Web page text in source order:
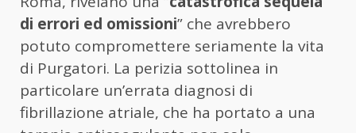
di errori ed omissioni” che avrebbero
potuto compromettere seriamente la vita
di Purgatori. La perizia sottolinea in
particolare un’errata diagnosi di
fibrillazione atriale, che ha portato a una